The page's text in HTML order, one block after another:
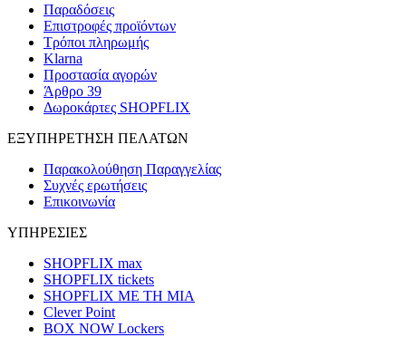
Παραδόσεις
Επιστροφές προϊόντων
Τρόποι πληρωμής
Klarna
Προστασία αγορών
Άρθρο 39
Δωροκάρτες SHOPFLIX
ΕΞΥΠΗΡΕΤΗΣΗ ΠΕΛΑΤΩΝ
Παρακολούθηση Παραγγελίας
Συχνές ερωτήσεις
Επικοινωνία
ΥΠΗΡΕΣΙΕΣ
SHOPFLIX max
SHOPFLIX tickets
SHOPFLIX ΜΕ ΤΗ ΜΙΑ
Clever Point
BOX NOW Lockers